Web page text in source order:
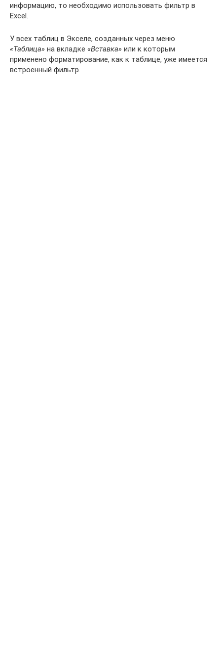
информацию, то необходимо использовать фильтр в
Excel.
У всех таблиц в Экселе, созданных через меню
«Таблица» на вкладке «Вставка» или к которым
применено форматирование, как к таблице, уже имеется
встроенный фильтр.